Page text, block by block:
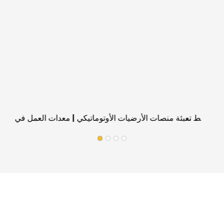
خط تعبئة منصات الأرضيات الأوتوماتيكي | معدات العمل في